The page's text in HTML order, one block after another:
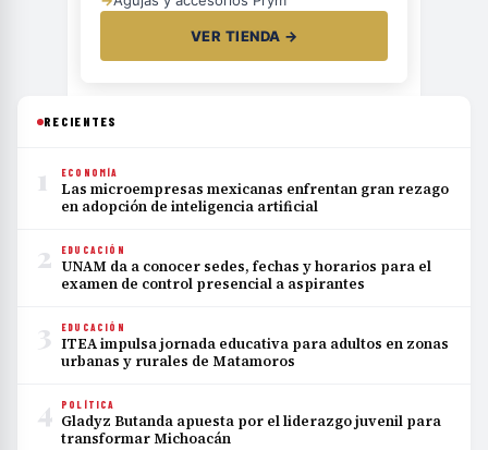
VER TIENDA →
RECIENTES
1 ECONOMÍA
Las microempresas mexicanas enfrentan gran rezago
en adopción de inteligencia artificial
2 EDUCACIÓN
UNAM da a conocer sedes, fechas y horarios para el
examen de control presencial a aspirantes
3 EDUCACIÓN
ITEA impulsa jornada educativa para adultos en zonas
urbanas y rurales de Matamoros
4 POLÍTICA
Gladyz Butanda apuesta por el liderazgo juvenil para
transformar Michoacán